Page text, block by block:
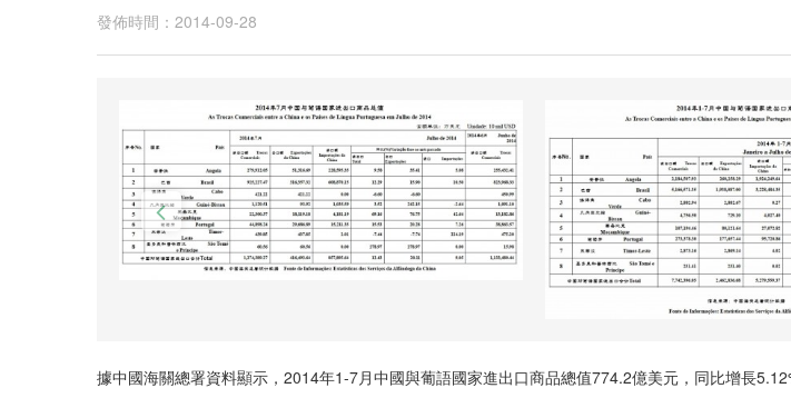
發佈時間：2014-09-28
據中國海關總署資料顯示，2014年1-7月中國與葡語國家進出口商品總值774.2億美元，同比增長